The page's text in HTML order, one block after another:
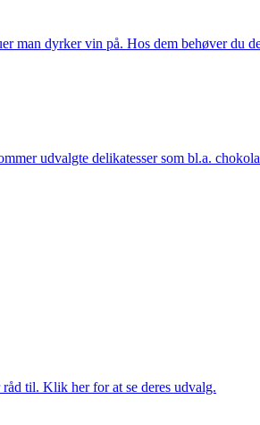
man dyrker vin på. Hos dem behøver du
udvalgte delikatesser som bl.a.
til. Klik her for at se deres udvalg.